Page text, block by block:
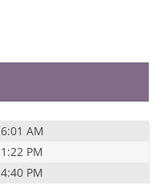
6:01 AM
1:22 PM
4:40 PM